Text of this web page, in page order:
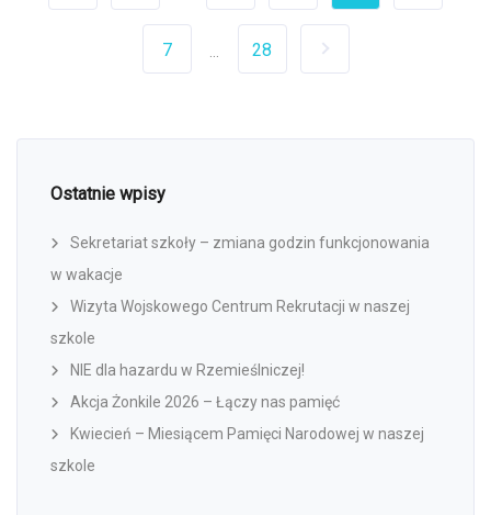
7 28
Ostatnie wpisy
Sekretariat szkoły – zmiana godzin funkcjonowania
w wakacje
Wizyta Wojskowego Centrum Rekrutacji w naszej
szkole
NIE dla hazardu w Rzemieślniczej!
Akcja Żonkile 2026 – Łączy nas pamięć
Kwiecień – Miesiącem Pamięci Narodowej w naszej
szkole